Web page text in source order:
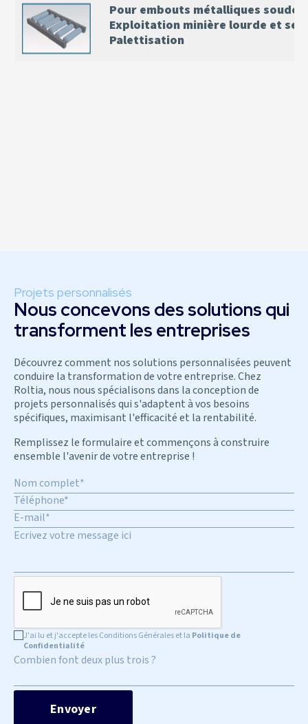
Pour embouts métalliques
Exploitation minière lourde et
Palettisation
Projets personnalisés
Nous concevons des solutions qui
transforment les entreprises
Découvrez comment nos solutions personnalisées peuvent
conduire la transformation de votre entreprise. Chez
Roltia, nous nous spécialisons dans la conception de
projets personnalisés qui s'adaptent à vos besoins
spécifiques, maximisant l'efficacité et la rentabilité.
Remplissez le formulaire et commençons à construire
ensemble l'avenir de votre entreprise !
J'ai lu et j'accepte les Conditions Générales et la Politique de
Confidentialité
Combien font deux plus trois ?